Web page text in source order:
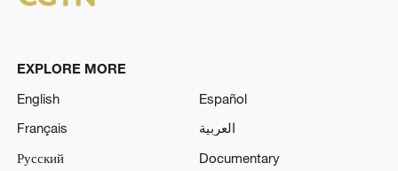
EXPLORE MORE
English
Español
Français
العربية
Русский
Documentary